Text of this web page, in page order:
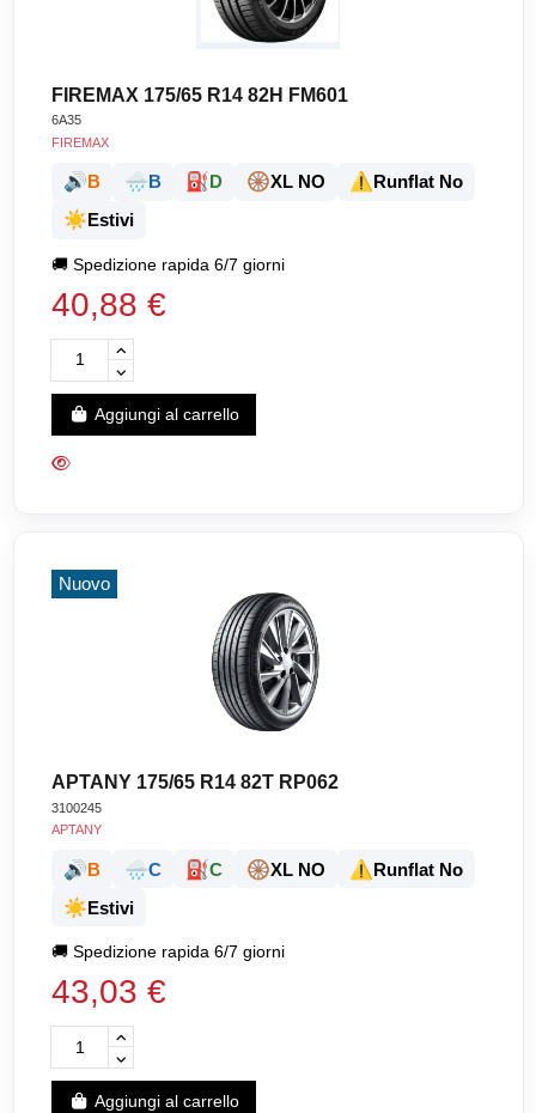
FIREMAX 175/65 R14 82H FM601
6A35
FIREMAX
🔊B 🌧️B ⛽D 🛞XL NO ⚠️Runflat No
☀️Estivi
🚚Spedizione rapida 6/7 giorni
40,88 €
Aggiungi al carrello
Nuovo
APTANY 175/65 R14 82T RP062
3100245
APTANY
🔊B 🌧️C ⛽C 🛞XL NO ⚠️Runflat No
☀️Estivi
🚚Spedizione rapida 6/7 giorni
43,03 €
Aggiungi al carrello